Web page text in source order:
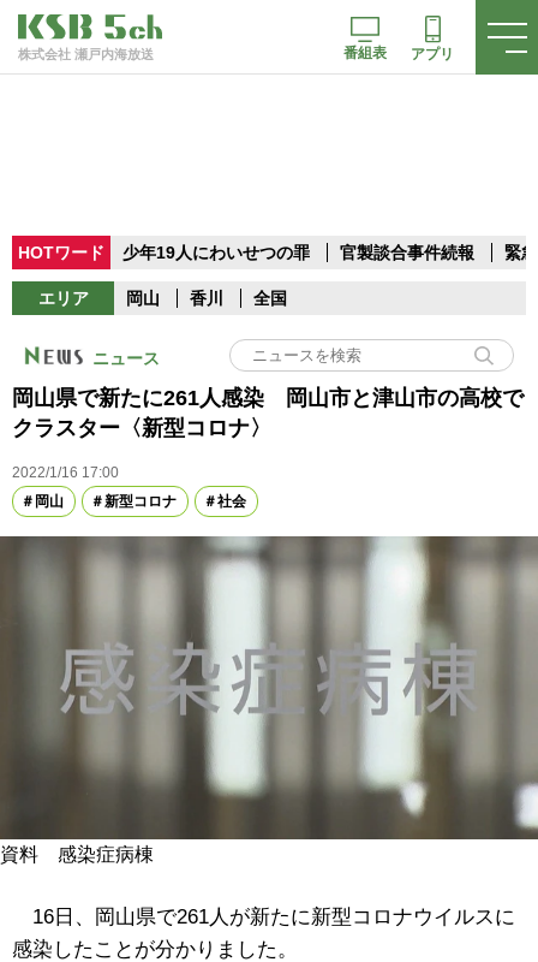
株式会社 瀬戸内海放送 番組表 アプリ
HOTワード 少年19人にわいせつの罪 官製談合事件続報 緊
エリア 岡山 香川 全国
ニュース
岡山県で新たに261人感染 岡山市と津山市の高校で
クラスター〈新型コロナ〉
2022/1/16 17:00
岡山
新型コロナ 社会
資料 感染症病棟
16日、岡山県で261人が新たに新型コロナウイルスに
感染したことが分かりました。